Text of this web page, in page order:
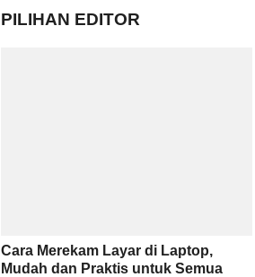
PILIHAN EDITOR
Cara Merekam Layar di Laptop,
Mudah dan Praktis untuk Semua